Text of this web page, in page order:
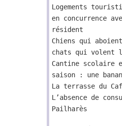
Logements
en concurrence
résident
Chiens qui
chats qui volent
Cantine scolaire
saison : une
La terrasse du
L’absence de
Pailharès